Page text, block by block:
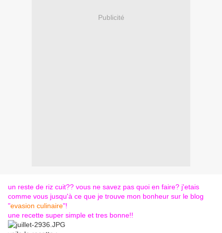
Publicité
un reste de riz cuit?? vous ne savez pas quoi en faire? j'etais
comme vous jusqu'à ce que je trouve mon bonheur sur le blog
"evasion culinaire"!
une recette super simple et tres bonne!!